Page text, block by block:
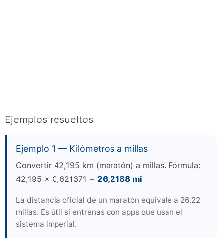
Ejemplos resueltos
Ejemplo 1 — Kilómetros a millas
Convertir 42,195 km (maratón) a millas. Fórmula:
42,195 × 0,621371 = 26,2188 mi
La distancia oficial de un maratón equivale a 26,22
millas. Es útil si entrenas con apps que usan el
sistema imperial.